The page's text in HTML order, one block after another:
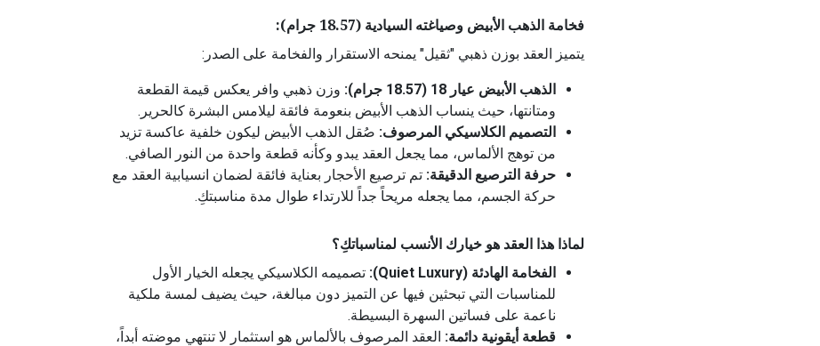
فخامة الذهب الأبيض وصياغته السيادية (18.57 جرام):
يتميز العقد بوزن ذهبي "ثقيل" يمنحه الاستقرار والفخامة على الصدر:
الذهب الأبيض عيار 18 (18.57 جرام):
وزن ذهبي وافر يعكس قيمة القطعة
ومتانتها، حيث ينساب الذهب الأبيض بنعومة فائقة ليلامس البشرة كالحرير.
التصميم الكلاسيكي المرصوف: صُقل الذهب الأبيض ليكون خلفية عاكسة تزيد
من توهج الألماس، مما يجعل العقد يبدو وكأنه قطعة واحدة من النور الصافي.
حرفة الترصيع الدقيقة: تم ترصيع الأحجار بعناية فائقة لضمان انسيابية العقد مع
حركة الجسم، مما يجعله مريحاً جداً للارتداء طوال مدة مناسبتكِ.
لماذا هذا العقد هو خيارك الأنسب لمناسباتكِ؟
الفخامة الهادئة (Quiet Luxury):
تصميمه الكلاسيكي يجعله الخيار الأول
للمناسبات التي تبحثين فيها عن التميز دون مبالغة، حيث يضيف لمسة ملكية
ناعمة على فساتين السهرة البسيطة.
قطعة أيقونية دائمة: العقد المرصوف بالألماس هو استثمار لا تنتهي موضته أبداً،